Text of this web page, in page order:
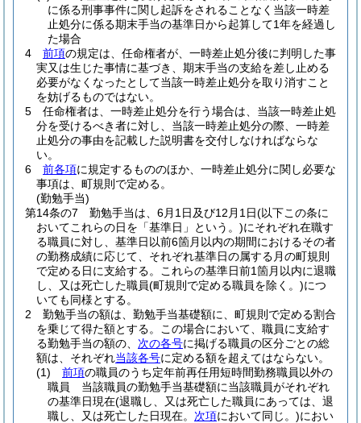
に係る刑事事件に関し起訴をされることなく当該一時差
止処分に係る期末手当の基準日から起算して1年を経過し
た場合
4
前項の規定は、任命権者が、一時差止処分後に判明した事
実又は生じた事情に基づき、期末手当の支給を差し止める
必要がなくなったとして当該一時差止処分を取り消すこと
を妨げるものではない。
5
任命権者は、一時差止処分を行う場合は、当該一時差止処
分を受けるべき者に対し、当該一時差止処分の際、一時差
止処分の事由を記載した説明書を交付しなければならな
い。
6
前各項に規定するもののほか、一時差止処分に関し必要な
事項は、町規則で定める。
(勤勉手当)
第14条の7
勤勉手当は、6月1日及び12月1日(以下この条に
おいてこれらの日を「基準日」という。)にそれぞれ在職す
る職員に対し、基準日以前6箇月以内の期間におけるその者
の勤務成績に応じて、それぞれ基準日の属する月の町規則
で定める日に支給する。
これらの基準日前1箇月以内に退職
し、又は死亡した職員(町規則で定める職員を除く。)につ
いても同様とする。
2
勤勉手当の額は、勤勉手当基礎額に、町規則で定める割合
を乗じて得た額とする。
この場合において、職員に支給す
る勤勉手当の額の、 次の各号に掲げる職員の区分ごとの総
額は、それぞれ当該各号に定める額を超えてはならない。
(1)
前項の職員のうち定年前再任用短時間勤務職員以外の
職員 当該職員の勤勉手当基礎額に当該職員がそれぞれ
の基準日現在(退職し、又は死亡した職員にあっては、退
職し、又は死亡した日現在。 次項において同じ。)におい